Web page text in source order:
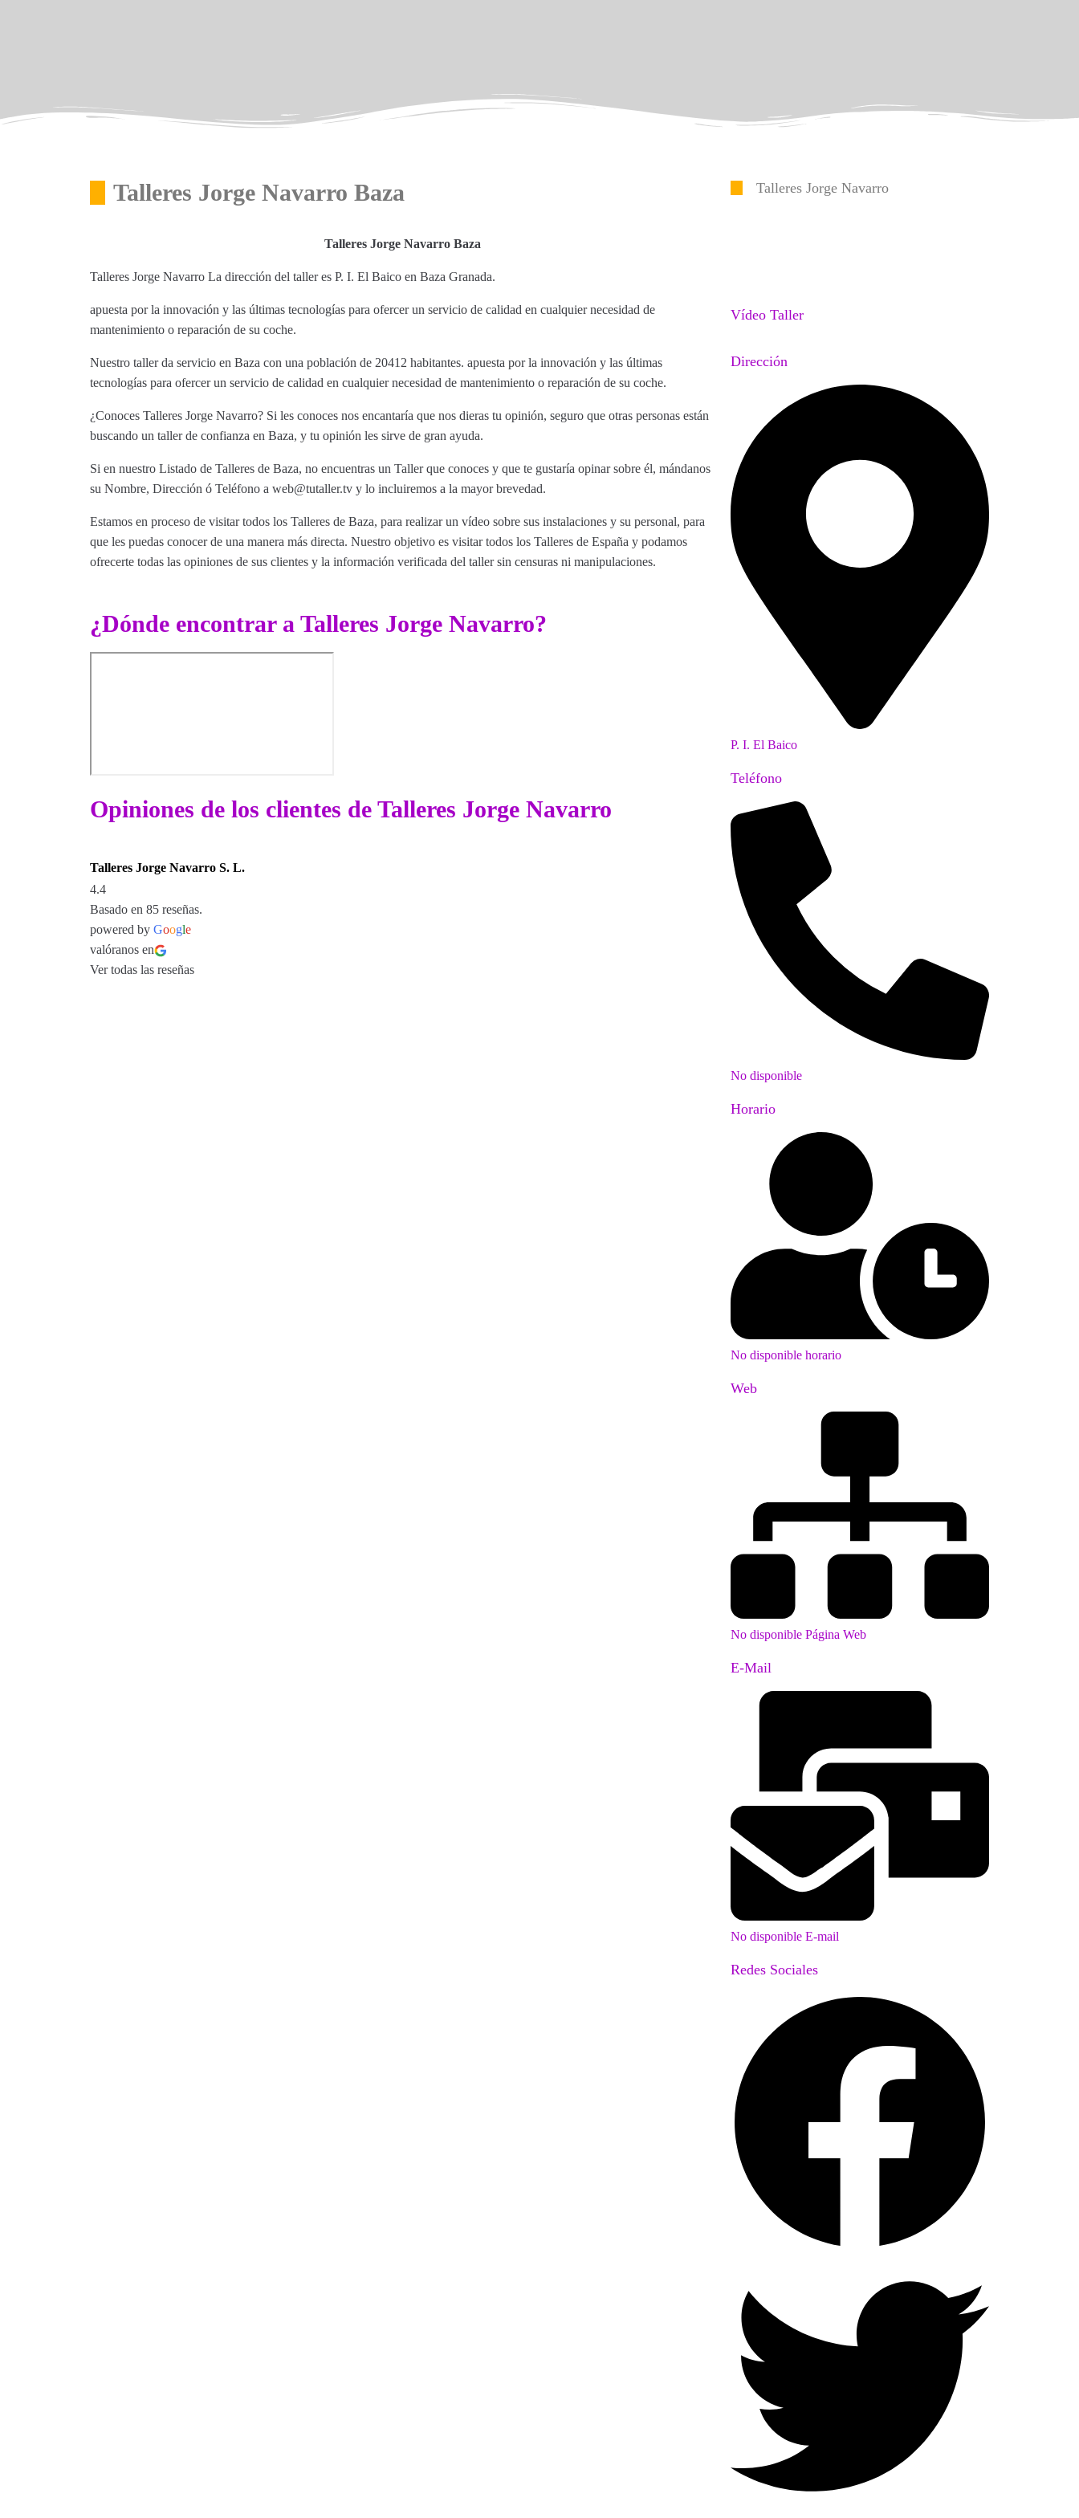
Talleres Jorge Navarro Baza
Talleres Jorge Navarro Baza
Talleres Jorge Navarro La dirección del taller es P. I. El Baico en Baza Granada.
apuesta por la innovación y las últimas tecnologías para ofercer un servicio de calidad en cualquier necesidad de
mantenimiento o reparación de su coche.
Nuestro taller da servicio en Baza con una población de 20412 habitantes. apuesta por la innovación y las últimas
tecnologías para ofercer un servicio de calidad en cualquier necesidad de mantenimiento o reparación de su coche.
¿Conoces Talleres Jorge Navarro? Si les conoces nos encantaría que nos dieras tu opinión, seguro que otras personas están
buscando un taller de confianza en Baza, y tu opinión les sirve de gran ayuda.
Si en nuestro Listado de Talleres de Baza, no encuentras un Taller que conoces y que te gustaría opinar sobre él, mándanos
su Nombre, Dirección ó Teléfono a web@tutaller.tv y lo incluiremos a la mayor brevedad.
Estamos en proceso de visitar todos los Talleres de Baza, para realizar un vídeo sobre sus instalaciones y su personal, para
que les puedas conocer de una manera más directa. Nuestro objetivo es visitar todos los Talleres de España y podamos
ofrecerte todas las opiniones de sus clientes y la información verificada del taller sin censuras ni manipulaciones.
¿Dónde encontrar a Talleres Jorge Navarro?
Opiniones de los clientes de Talleres Jorge Navarro
Talleres Jorge Navarro S. L.
4.4
Basado en 85 reseñas.
powered by Google
valóranos en
Ver todas las reseñas
Talleres Jorge Navarro
Vídeo Taller
Dirección
P. I. El Baico
Teléfono
No disponible
Horario
No disponible horario
Web
No disponible Página Web
E-Mail
No disponible E-mail
Redes Sociales